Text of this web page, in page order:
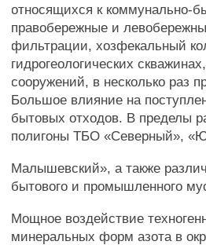
относящихся к коммунально-
правобережные и
фильтрации, хозфекальный
гидрогеологических
сооружений, в несколько раз
Большое влияние на
бытовых отходов. В пределы
полигоны ТБО «Северный»,
Малышевский», а также
бытового и промышленного
Мощное воздействие
минеральных форм азота в